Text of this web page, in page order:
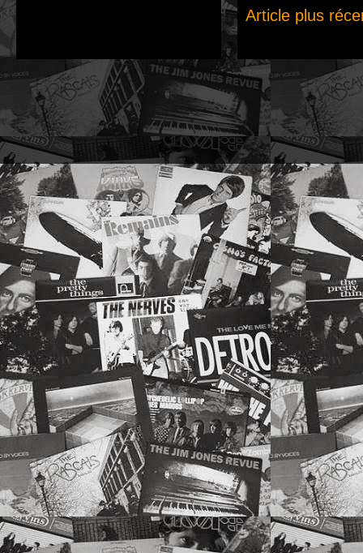
Article plus